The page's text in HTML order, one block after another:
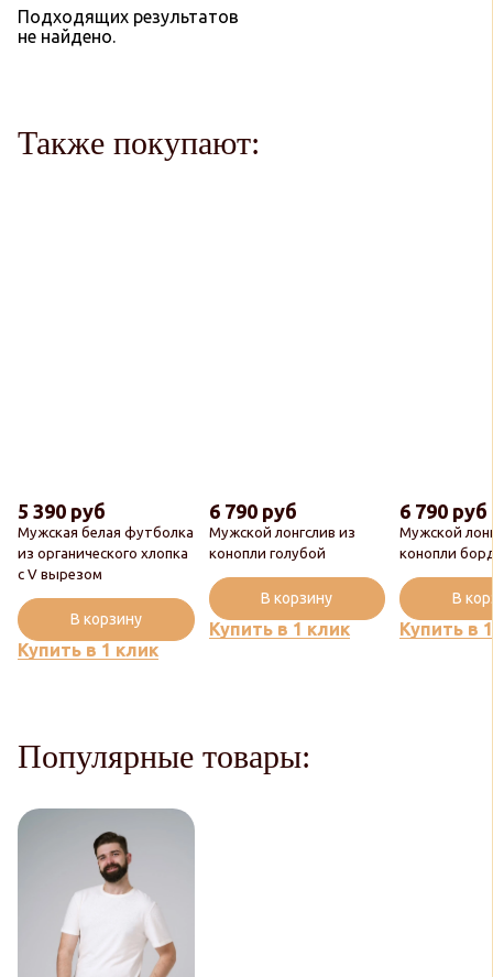
Подходящих результатов
не найдено.
Также покупают:
Мужская белая футболка
из органического хлопка
с V вырезом
5 390 руб
Купить в 1 клик
В корзину
Мужской лонгслив из
конопли голубой
6 790 руб
Купить в 1 клик
В корзину
Мужской
конопли
6 790 руб
Купить в
В
Популярные товары: